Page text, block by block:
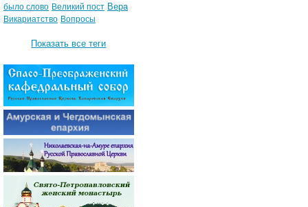
было слово Великий пост Вера
Викариатство Вопросы
Показать все теги